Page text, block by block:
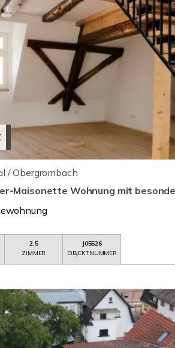
/ Obergrombach
Maisonette Wohnung mit
2,5
ZIMMER
J05526
OBJEKTNUMMER